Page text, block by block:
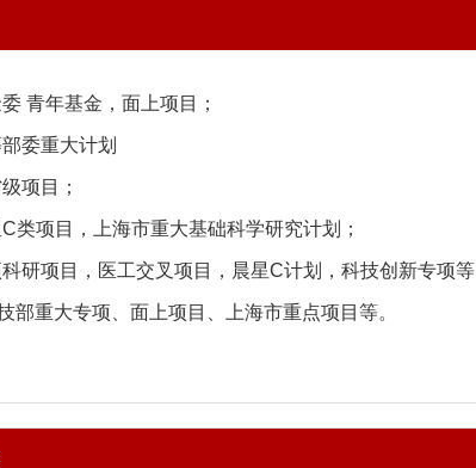
青年基金，面上项目；
委重大计划
项目；
C类项目，上海市重大基础科学研究计划；
研项目，医工交叉项目，晨星C计划，科技创新专项等
部重大专项、面上项目、上海市重点项目等。